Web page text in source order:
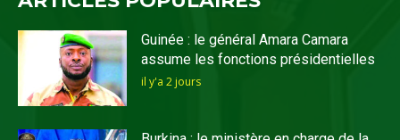
Guinée : le général Amara Camara
assume les fonctions présidentielles
il y'a 2 jours